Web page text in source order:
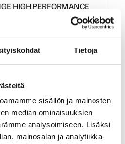
Tietoja
sisällön ja mainosten
median ominaisuuksien
analysoimiseen. Lisäksi
mainosalan ja analytiikka-
HIGH PERFORMANCE
alk. 627 €/kk